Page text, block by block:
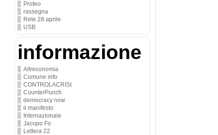
Proteo
rassegna
Rete 28 aprile
USB
informazione
Altreconomia
Comune info
CONTROLACRISI
CounterPunch
democracy now
il manifesto
Internazionale
Jacopo Fo
Lettera 22